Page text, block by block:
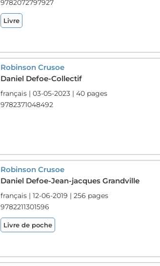
9782072797927
Livre
Robinson Crusoe
Daniel Defoe-Collectif
français | 03-05-2023 | 40 pages
9782371048492
Robinson Crusoe
Daniel Defoe-Jean-jacques Grandville
français | 12-06-2019 | 256 pages
9782211301596
Livre de poche